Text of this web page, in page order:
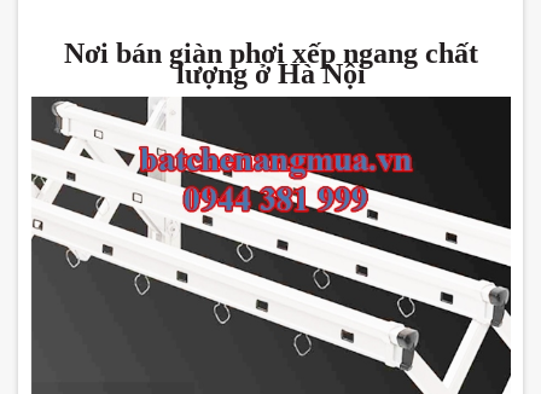
Nơi bán giàn phơi xếp ngang chất
lượng ở Hà Nội